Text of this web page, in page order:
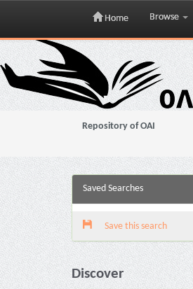
Skip
navigation
Home Browse
Repository of OAI
Saved Searches
Save this search
Discover